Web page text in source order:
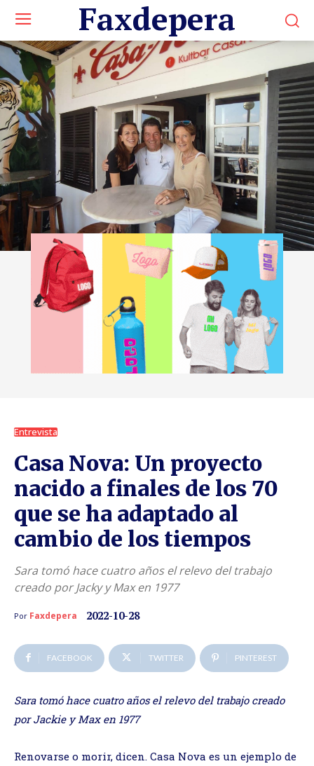
Faxdepera
Entrevista
Casa Nova: Un proyecto
nacido a finales de los 70
que se ha adaptado al
cambio de los tiempos
Sara tomó hace cuatro años el relevo del trabajo
creado por Jacky y Max en 1977
Por Faxdepera 2022-10-28
FACEBOOK TWITTER PINTEREST
Sara tomó hace cuatro años el relevo del trabajo creado
por Jackie y Max en 1977
Renovarse o morir, dicen. Casa Nova es un ejemplo de